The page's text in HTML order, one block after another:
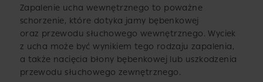
Zapalenie ucha wewnętrznego to poważne
schorzenie, które dotyka jamy bębenkowej
oraz przewodu słuchowego wewnętrznego. Wyciek
z ucha może być wynikiem tego rodzaju zapalenia,
a także nacięcia błony bębenkowej lub uszkodzenia
przewodu słuchowego zewnętrznego.